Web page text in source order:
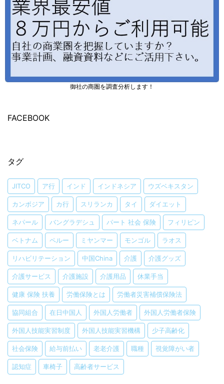
御社の商圏を調査分析します！
FACEBOOK
タグ
JITCO ア行 インド インドネシア ウズベキスタン
カンボジア カ行 スリランカ タイ ダイエット
ネパール バングラデシュ パート 社会 保険 フィリピン
ベトナム ペルー ミヤンマー モンゴル ラオス
リハビリテーション 中国China 介護 介護グッズ
介護サービス 介護施設 介護用品 休業手当
健康 保険 扶養 労働保険とは 労働者災害補償保険法
協同組合 在日中国人 外国人労働者 外国人労働者保険
外国人技能実習制度 外国人技能実習機構 少子高齢化
社会保険 給与前払い 老老介護 職種 視覚障がい者
認知症 車椅子 高齢者サービス